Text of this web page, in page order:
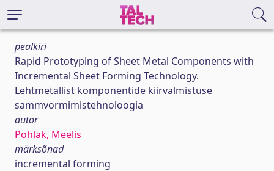
pealkiri
Rapid Prototyping of Sheet Metal Components with
Incremental Sheet Forming Technology.
Lehtmetallist komponentide kiirvalmistuse
sammvormimistehnoloogia
autor
Pohlak, Meelis
märksõnad
incremental forming